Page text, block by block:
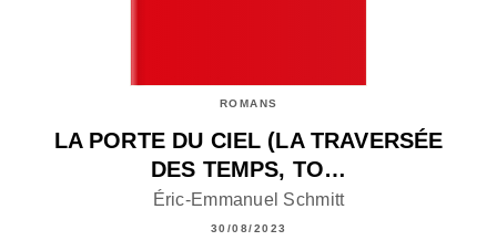
ROMANS
LA PORTE DU CIEL (LA TRAVERSÉE
DES TEMPS, TO…
Éric-Emmanuel Schmitt
30/08/2023